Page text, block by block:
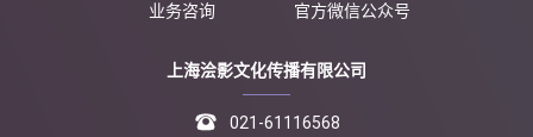
业务咨询 官方微信公众号
上海浍影文化传播有限公司
 021-61116568